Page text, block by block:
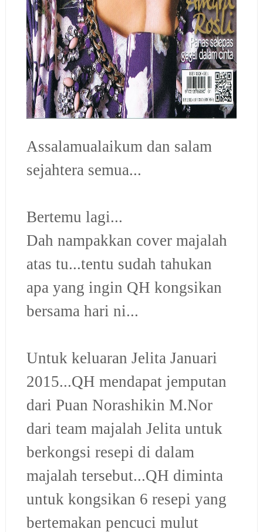
Assalamualaikum dan salam
sejahtera semua...
Bertemu lagi...
Dah nampakkan cover majalah
atas tu...tentu sudah tahukan
apa yang ingin QH kongsikan
bersama hari ni...
Untuk keluaran Jelita Januari
2015...QH mendapat jemputan
dari Puan Norashikin M.Nor
dari team majalah Jelita untuk
berkongsi resepi di dalam
majalah tersebut...QH diminta
untuk kongsikan 6 resepi yang
bertemakan pencuci mulut